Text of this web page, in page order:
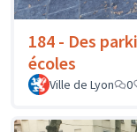
184 - Des
écoles
Ville de Lyon 0